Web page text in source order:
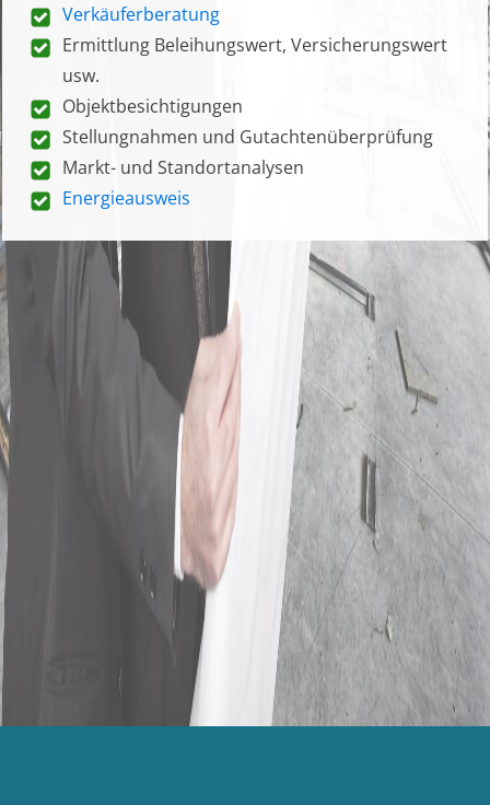
Verkäuferberatung
Ermittlung Beleihungswert, Versicherungswert
usw.
Objektbesichtigungen
Stellungnahmen und Gutachtenüberprüfung
Markt- und Standortanalysen
Energieausweis